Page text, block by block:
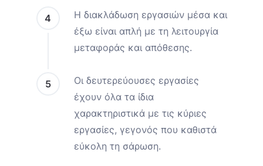
4
Η διακλάδωση εργασιών μέσα και
έξω είναι απλή με τη λειτουργία
μεταφοράς και απόθεσης.
5
Οι δευτερεύουσες εργασίες
έχουν όλα τα ίδια
χαρακτηριστικά με τις κύριες
εργασίες, γεγονός που καθιστά
εύκολη τη σάρωση.